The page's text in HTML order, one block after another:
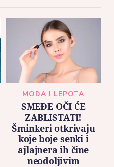
MODA I LEPOTA
SMEĐE OČI ĆE
ZABLISTATI!
Šminkeri otkrivaju
koje boje senki i
ajlajnera ih čine
neodoljivim